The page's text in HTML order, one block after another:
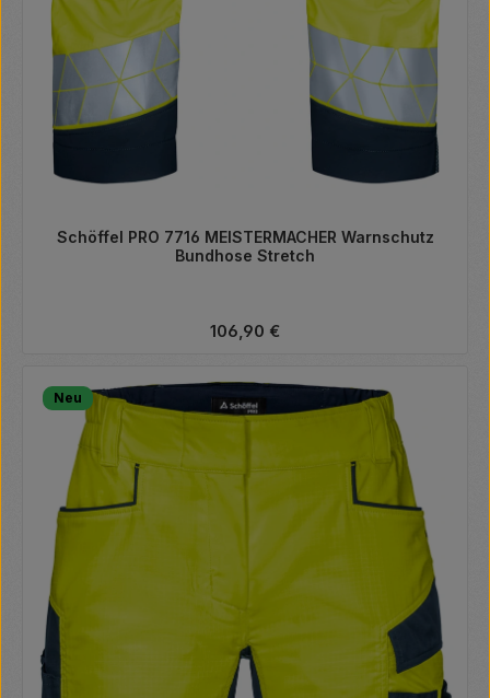
Schöffel PRO 7716 MEISTERMACHER Warnschutz
Bundhose Stretch
Regulärer Preis:
106,90 €
Neu